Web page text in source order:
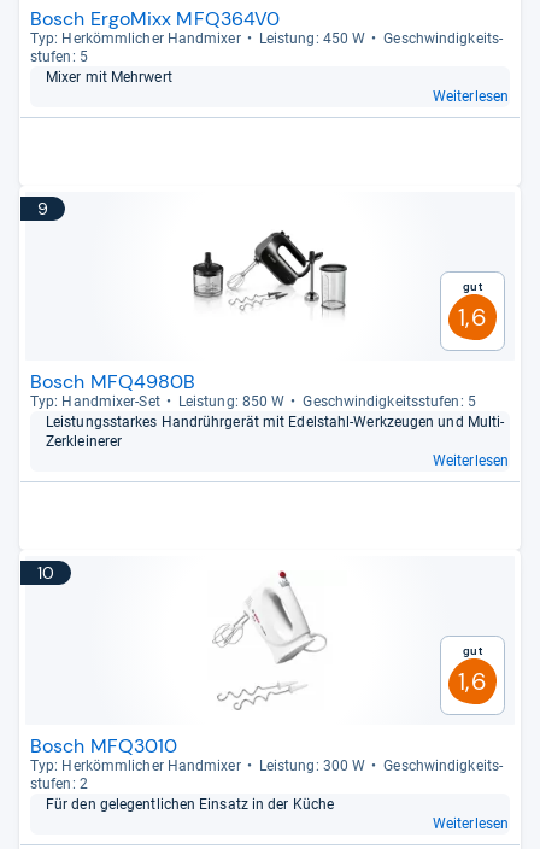
Bosch ErgoMixx MFQ364V0
Typ: Her­kömm­li­cher Hand­mi­xer Leis­tung: 450 W
Geschwin­dig­keits­
stu­fen: 5
Mixer mit Mehr­wert
Weiterlesen
9
Gut
1,6
Bosch MFQ4980B
Typ: Hand­mi­xer-​Set Leis­tung: 850 W
Geschwin­dig­keits­stu­fen: 5
Leis­tungs­star­kes Handrühr­ge­rät mit Edel­stahl-​Werk­zeu­gen und Multi-​
Zer­klei­ne­rer
Weiterlesen
10
Gut
1,6
Bosch MFQ3010
Typ: Her­kömm­li­cher Hand­mi­xer Leis­tung: 300 W
Geschwin­dig­keits­
stu­fen: 2
Für den gele­gent­li­chen Ein­satz in der Küche
Weiterlesen